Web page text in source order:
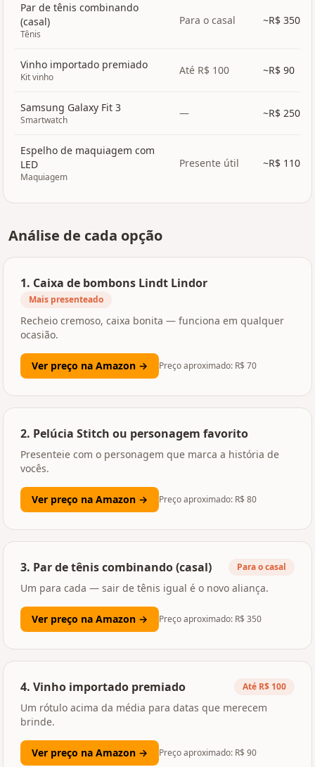
Par de tênis combinando
(casal)
Tênis
Para o casal ~R$ 350
Vinho importado premiado
Kit vinho
Até R$ 100 ~R$ 90
Samsung Galaxy Fit 3
Smartwatch
— ~R$ 250
Espelho de maquiagem com
LED
Maquiagem
Presente útil ~R$ 110
Análise de cada opção
1. Caixa de bombons Lindt Lindor
Mais presenteado
Recheio cremoso, caixa bonita — funciona em qualquer
ocasião.
Ver preço na Amazon → Preço aproximado: R$ 70
2. Pelúcia Stitch ou personagem favorito
Presenteie com o personagem que marca a história de
vocês.
Ver preço na Amazon → Preço aproximado: R$ 80
3. Par de tênis combinando (casal) Para o casal
Um para cada — sair de tênis igual é o novo aliança.
Ver preço na Amazon → Preço aproximado: R$ 350
4. Vinho importado premiado Até R$ 100
Um rótulo acima da média para datas que merecem
brinde.
Ver preço na Amazon → Preço aproximado: R$ 90